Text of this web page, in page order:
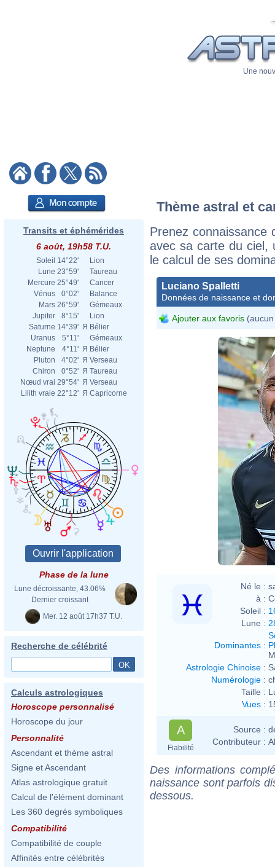
Une
Transits et éphémérides
6 août, 19h58 T.U.
Soleil 14°22'
Lion
Lune 23°59'
Taureau
Mercure 25°49'
Cancer
Vénus
0°02'
Balance
Mars 26°59'
Gémeaux
Jupiter
8°15'
Lion
Saturne 14°39' Я Bélier
Uranus
5°11'
Gémeaux
Neptune
4°11' Я Bélier
Pluton
4°02' Я Verseau
Chiron
0°52' Я Taureau
Nœud vrai 29°54' Я Verseau
Lilith vraie 22°12' Я Capricorne
Phase de la lune
Lune décroissante, 43.06%
Dernier croissant
Mer. 12 août 17h37 T.U.
Recherche de célébrité
Calculs astrologiques
Horoscope personnalisé
Horoscope du jour
Personnalité
Ascendant et thème astral
Signe et Ascendant
Atlas astrologique gratuit
Calcul de l'élément dominant
Les 360 degrés symboliques
Compatibilité
Compatibilité de couple
Affinités entre célébrités
Thème astral et
Prenez connaissance
avec sa carte du ciel,
le calcul de ses
Luciano Spalletti
Données de naissance et
Ajouter aux favoris
Né le :
à :
Soleil :
Lune :
Dominantes :
Astrologie Chinoise :
Numérologie :
Taille :
Vues :
A
Fiabilité
Source :
Contributeur :
Des informations
naissance sont parfois
dessous.